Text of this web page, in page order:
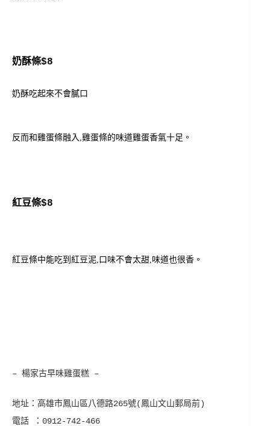
奶酥條$8
奶酥吃起來不會膩口
反而和雞蛋條融入,雞蛋條的味道雞蛋香氣十足。
紅豆條$8
紅豆條中能吃到紅豆泥,口味不會太甜,味道也很香。
– 楊家古早味雞蛋糕 –
地址：高雄市鳳山區八德路265號(鳳山文山郵局前)
電話 ：0912-742-466